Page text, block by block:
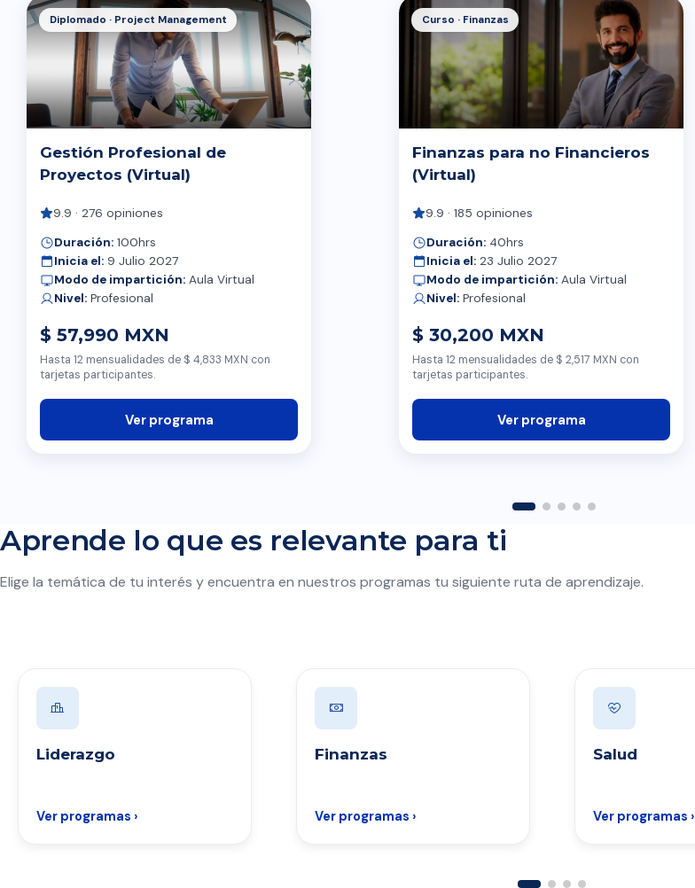
Diplomado · Project Management
Gestión Profesional de
Proyectos (Virtual)
9.9 · 276 opiniones
Duración: 100hrs
Inicia el: 9 Julio 2027
Modo de impartición: Aula Virtual
Nivel: Profesional
$ 57,990 MXN
Hasta 12 mensualidades de $ 4,833 MXN con
tarjetas participantes.
Ver programa
Curso · Finanzas
Finanzas para no Financieros
(Virtual)
9.9 · 185 opiniones
Duración: 40hrs
Inicia el: 23 Julio 2027
Modo de impartición: Aula Virtual
Nivel: Profesional
$ 30,200 MXN
Hasta 12 mensualidades de $ 2,517 MXN con
tarjetas participantes.
Ver programa
Aprende lo que es relevante para ti
Elige la temática de tu interés y encuentra en nuestros programas tu siguiente ruta de aprendizaje.
Liderazgo
Ver programas ›
Finanzas
Ver programas ›
Salud
Ver programas ›